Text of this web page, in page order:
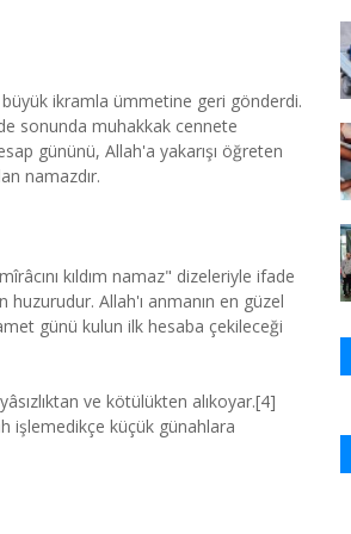
ikramla ümmetine geri gönderdi.
sonunda muhakkak cennete
gününü, Allah'a yakarışı öğreten
namazdır.
kıldım namaz" dizeleriyle ifade
Allah'ı anmanın en güzel
günü kulun ilk hesaba çekileceği
ve kötülükten alıkoyar.[4]
işlemedikçe küçük günahlara